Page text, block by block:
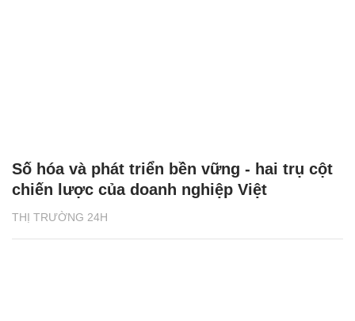
THỊ TRƯỜNG 24H
Số hóa và phát triển bền vững - hai trụ cột
chiến lược của doanh nghiệp Việt